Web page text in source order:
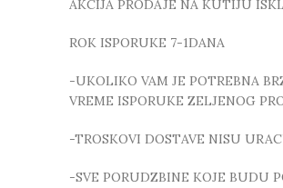
AKCIJA PRODAJE NA KUTIJU
ROK ISPORUKE 7-1DANA
-UKOLIKO VAM JE POTREBNA
VREME ISPORUKE ZELJENOG
-TROSKOVI DOSTAVE NISU
-SVE PORUDZBINE KOJE BUDU